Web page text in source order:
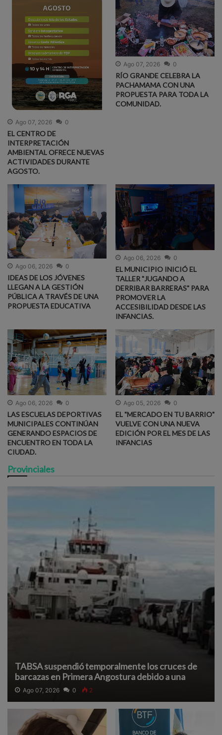
Ago 07, 2026 0
EL CENTRO DE
INTERPRETACIÓN
AMBIENTAL OFRECE NUEVAS
ACTIVIDADES DURANTE
AGOSTO.
Ago 07, 2026 0
RÍO GRANDE CELEBRA LA
PACHAMAMA CON UNA
PROPUESTA PARA TODA LA
COMUNIDAD.
Ago 06, 2026 0
IDEAS DE LOS JÓVENES
LLEGAN A LA GESTIÓN
PÚBLICA A TRAVÉS DE UNA
PROPUESTA EDUCATIVA
Ago 06, 2026 0
EL MUNICIPIO INICIÓ EL
TALLER "JUGANDO A
DERRIBAR BARRERAS" PARA
PROMOVER LA
ACCESIBILIDAD DESDE LAS
INFANCIAS.
Ago 06, 2026 0
LAS ESCUELAS DEPORTIVAS
MUNICIPALES CONTINÚAN
GENERANDO ESPACIOS DE
ENCUENTRO EN TODA LA
CIUDAD.
Ago 05, 2026 0
EL "MERCADO EN TU BARRIO"
VUELVE CON UNA NUEVA
EDICIÓN POR EL MES DE LAS
INFANCIAS
Provinciales
TABSA suspendió temporalmente los cruces de
barcazas en Primera Angostura debido a una
densa neblina que reduce la visibilidad y afecta la
navegación segura.
Ago 07, 2026 0 2